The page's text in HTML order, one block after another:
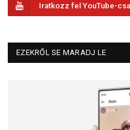
Iratkozz fel YouTube-
EZEKRŐL SE MARADJ LE